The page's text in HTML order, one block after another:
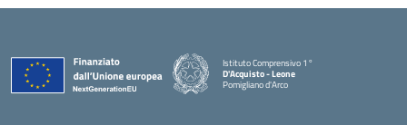
Istituto Comprensivo 1°
D'Acquisto - Leone
Pomigliano d'Arco
— Visita la pagina iniziale della scuola